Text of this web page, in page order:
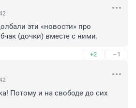
эти «новости» про
(дочки) вместе с ними.
+2 –1
Потому и на свободе до сих